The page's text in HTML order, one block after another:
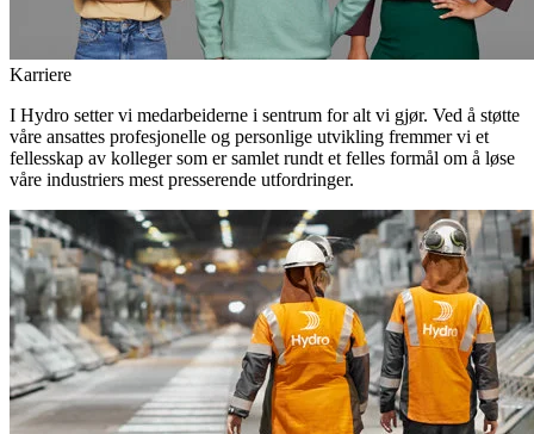
Karriere
I Hydro setter vi medarbeiderne i sentrum for alt vi gjør. Ved å støtte
våre ansattes profesjonelle og personlige utvikling fremmer vi et
fellesskap av kolleger som er samlet rundt et felles formål om å løse
våre industriers mest presserende utfordringer.